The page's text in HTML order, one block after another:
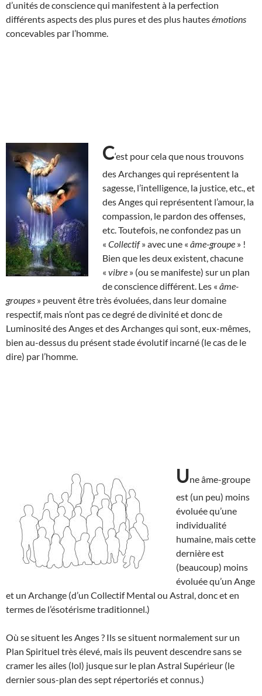
d’unités de conscience qui manifestent à la perfection
différents aspects des plus pures et des plus hautesémotions
concevables par l’homme.
C‘est pour cela que nous trouvons
des Archanges qui représentent la
sagesse, l’intelligence, la justice, etc., et
des Anges qui représentent l’amour, la
compassion, le pardon des offenses,
etc. Toutefois, ne confondez pas un
« Collectif» avec une « âme-groupe » !
Bien que les deux existent, chacune
« vibre » (ou se manifeste) sur un plan
de conscience différent. Les « âme-
groupes » peuvent être très évoluées, dans leur domaine
respectif, mais n’ont pas ce degré de divinité et donc de
Luminosité des Anges et des Archanges qui sont, eux-mêmes,
bien au-dessus du présent stade évolutif incarné (le cas de le
dire) par l’homme.
Une âme-groupe
est (un peu) moins
évoluée qu’une
individualité
humaine, mais cette
dernière est
(beaucoup) moins
évoluée qu’un Ange
et un Archange (d’un Collectif Mental ou Astral, donc et en
termes de l’ésotérisme traditionnel.)
Où se situent les Anges ? Ils se situent normalement sur un
Plan Spirituel très élevé, mais ils peuvent descendre sans se
cramer les ailes (lol) jusque sur le plan Astral Supérieur (le
dernier sous-plan des sept répertoriés et connus.)